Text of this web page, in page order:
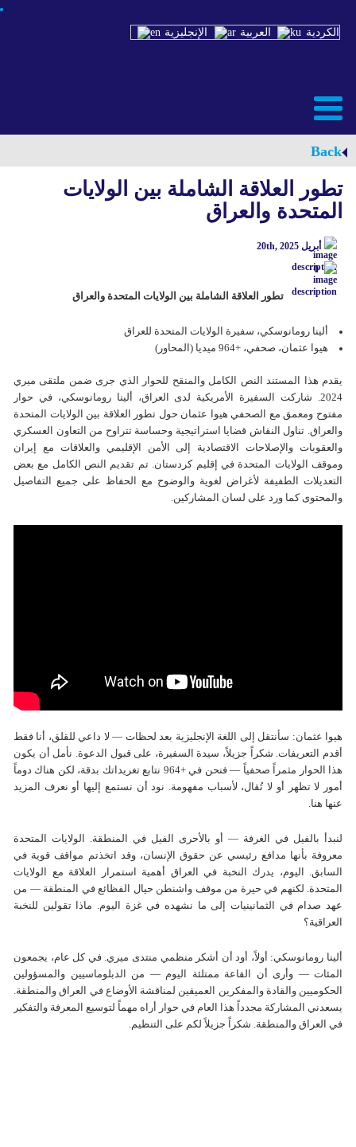
الإنجليزية العربية الكردية
Back
تطور العلاقة الشاملة بين الولايات
المتحدة والعراق
أبريل 20th, 2025
0
تطور العلاقة الشاملة بين الولايات المتحدة والعراق
ألينا رومانوسكي، سفيرة الولايات المتحدة للعراق
هیوا عثمان، صحفي، +964 میدیا (المحاور)
يقدم هذا المستند النص الكامل والمنقح للحوار الذي جرى ضمن ملتقى ميري
2024. شاركت السفيرة الأمريكية لدى العراق، ألينا رومانوسكي، في حوار
مفتوح ومعمق مع الصحفي هيوا عثمان حول تطور العلاقة بين الولايات المتحدة
والعراق. تناول النقاش قضايا استراتيجية وحساسة تتراوح من التعاون العسكري
والعقوبات والإصلاحات الاقتصادية إلى الأمن الإقليمي والعلاقات مع إيران
وموقف الولايات المتحدة في إقليم كردستان. تم تقديم النص الكامل مع بعض
التعديلات الطفيفة لأغراض لغوية والوضوح مع الحفاظ على جميع التفاصيل
والمحتوى كما ورد على لسان المشاركين.
هيوا عثمان: سأنتقل إلى اللغة الإنجليزية بعد لحظات — لا داعي للقلق، أنا فقط
أقدم التعريفات. شكراً جزيلاً، سيدة السفيرة، على قبول الدعوة. نأمل أن يكون
هذا الحوار مثمراً صحفياً — فنحن في +964 نتابع تغريداتك بدقة، لكن هناك دوماً
أمور لا تظهر أو لا تُقال، لأسباب مفهومة. نود أن نستمع إليها أو نعرف المزيد
عنها هنا.
لنبدأ بالفيل في الغرفة — أو بالأحرى الفيل في المنطقة. الولايات المتحدة
معروفة بأنها مدافع رئيسي عن حقوق الإنسان، وقد اتخذتم مواقف قوية في
السابق. اليوم، يدرك النخبة في العراق أهمية استمرار العلاقة مع الولايات
المتحدة. لكنهم في حيرة من موقف واشنطن حيال الفظائع في المنطقة — من
عهد صدام في الثمانينيات إلى ما نشهده في غزة اليوم. ماذا تقولين للنخبة
العراقية؟
ألينا رومانوسكي: أولاً، أود أن أشكر منظمي منتدى ميري. في كل عام، يجمعون
المئات — وأرى أن القاعة ممتلئة اليوم — من الدبلوماسيين والمسؤولين
الحكوميين والقادة والمفكرين العميقين لمناقشة الأوضاع في العراق والمنطقة.
يسعدني المشاركة مجدداً هذا العام في حوار أراه مهماً لتوسيع المعرفة والتفكير
في العراق والمنطقة. شكراً جزيلاً لكم على التنظيم.